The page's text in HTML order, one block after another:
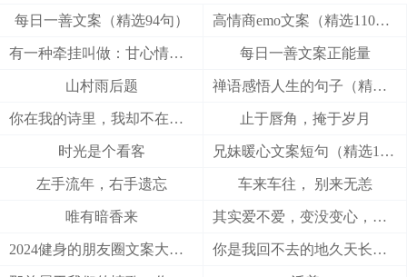
每日一善文案（精选94句） 高情商emo文案（精选110句）
有一种牵挂叫做：甘心情愿！ 每日一善文案正能量
山村雨后题 禅语感悟人生的句子（精选27句）
你在我的诗里，我却不在你的梦里 止于唇角，掩于岁月
时光是个看客 兄妹暖心文案短句（精选100句）
左手流年，右手遗忘 车来车往， 别来无恙
唯有暗香来 其实爱不爱，变没变心，身体最诚实
2024健身的朋友圈文案大全(精选49句) 你是我回不去的地久天长，我是你触不到的地老天荒